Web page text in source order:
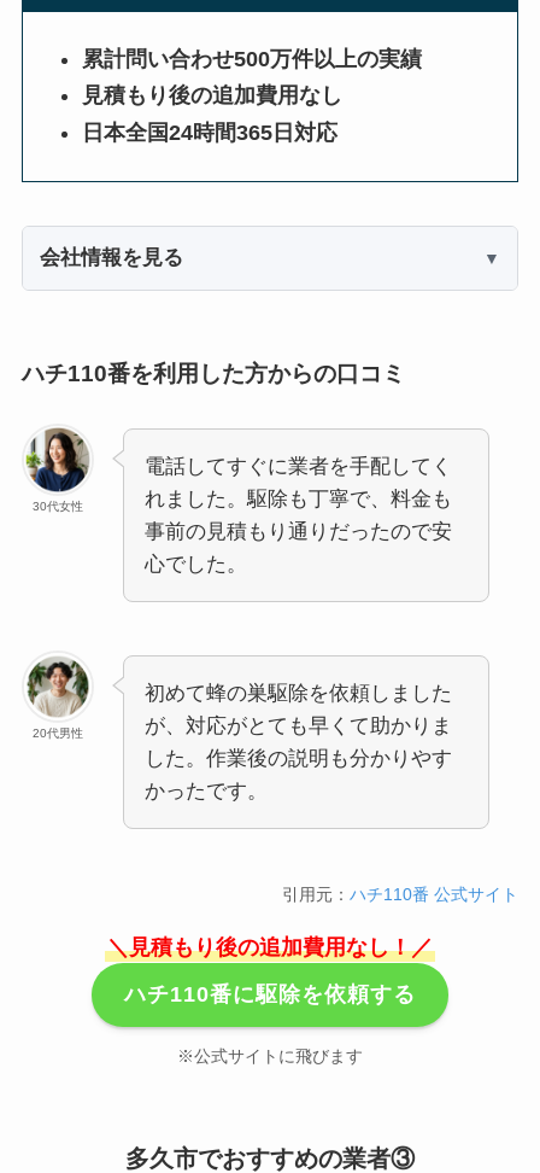
累計問い合わせ500万件以上の実績
見積もり後の追加費用なし
日本全国24時間365日対応
会社情報を見る
ハチ110番を利用した方からの口コミ
30代女性
電話してすぐに業者を手配してく
れました。駆除も丁寧で、料金も
事前の見積もり通りだったので安
心でした。
20代男性
初めて蜂の巣駆除を依頼しました
が、対応がとても早くて助かりま
した。作業後の説明も分かりやす
かったです。
引用元：ハチ110番 公式サイト
＼見積もり後の追加費用なし！／
ハチ110番に駆除を依頼する
※公式サイトに飛びます
多久市でおすすめの業者③